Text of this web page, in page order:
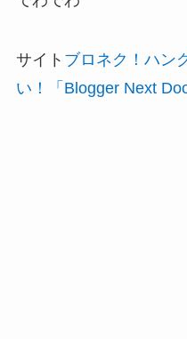
サイト ブロネク！ハン
い！「Blogger Next